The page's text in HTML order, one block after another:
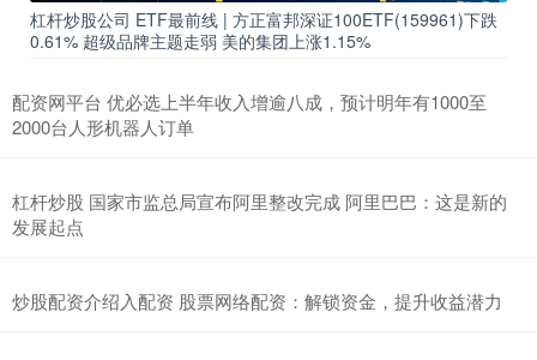
杠杆炒股公司 ETF最前线 | 方正富邦深证100ETF(159961)下跌
0.61% 超级品牌主题走弱 美的集团上涨1.15%
配资网平台 优必选上半年收入增逾八成，预计明年有1000至
2000台人形机器人订单
杠杆炒股 国家市监总局宣布阿里整改完成 阿里巴巴：这是新的
发展起点
炒股配资介绍入配资 股票网络配资：解锁资金，提升收益潜力